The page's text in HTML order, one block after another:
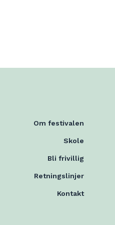
Om festivalen
Skole
Bli frivillig
Retningslinjer
Kontakt